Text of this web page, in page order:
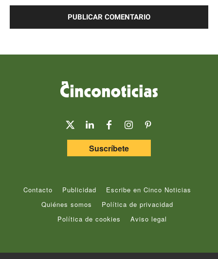
Suscríbete
Contacto Publicidad
Escribe en Cinco Noticias
Quiénes somos
Política de privacidad
Política de cookies
Aviso legal